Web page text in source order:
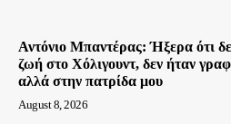
Αντόνιο Μπαντέρας: Ήξερα ότι
ζωή στο Χόλιγουντ, δεν ήταν
αλλά στην πατρίδα μου
August 8, 2026